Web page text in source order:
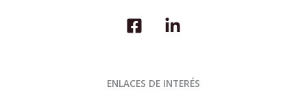
ENLACES DE INTERÉS